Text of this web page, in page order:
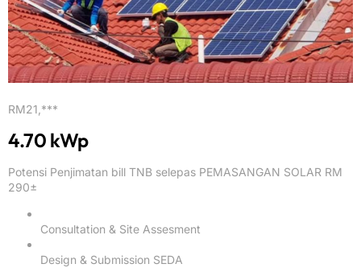
RM21,***
4.70 kWp
Potensi Penjimatan bill TNB selepas PEMASANGAN SOLAR RM
290±
Consultation & Site Assesment
Design & Submission SEDA